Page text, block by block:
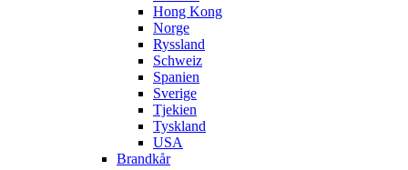
Hong Kong
Norge
Ryssland
Schweiz
Spanien
Sverige
Tjekien
Tyskland
USA
Brandkår